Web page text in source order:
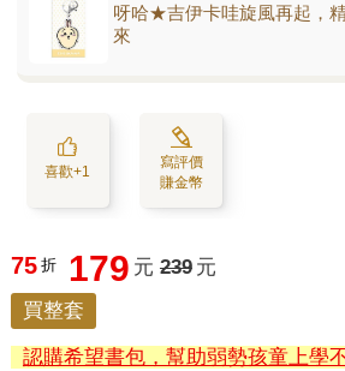
呀哈★吉伊卡哇旋風再起，
來
喜歡+1
寫評價
賺金幣
75 折 179 元 239 元
買整套
認購希望書包，幫助弱勢孩童上學